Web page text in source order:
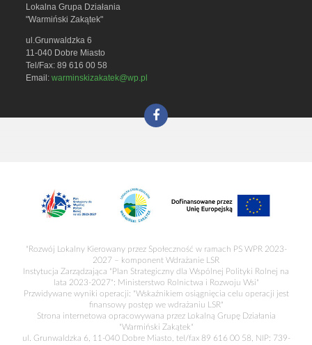
Lokalna Grupa Działania
"Warmiński Zakątek"
ul.Grunwaldzka 6
11-040 Dobre Miasto
Tel/Fax: 89 616 00 58
Email:warminskizakatek@wp.pl
"Rozwój Lokalny Kierowany przez Społeczność w ramach PS WPR 2023-
2027 – komponent Wdrażanie LSR
Instytucja Zarządzająca "Plan Strategiczny dla Wspólnej Polityki Rolnej na
lata 2023-2027": Ministerstwo Rolnictwa i Rozwoju Wsi"
Przwidywane wyniki operacji: "Wskaźnikiem osiągnięcia celu operacji jest
finansowy postęp we wdrażaniu LSR"
Strona internetowa opracowywana przez Lokalną Grupę Działania
"Warmiński Zakątek"
ul. Grunwaldzka 6, 11-040 Dobre Miasto, tel/fax 89 616 00 58, NIP: 739-